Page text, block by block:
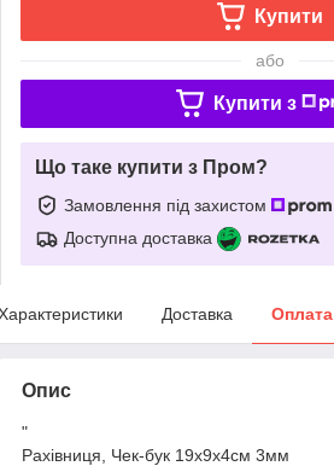
Купити
або
Купити з
Що таке купити з Пром?
Замовлення під захистом
Доступна доставка
Доставка Оплата
Опис
"
Рахівниця, Чек-бук 19х9х4см 3мм